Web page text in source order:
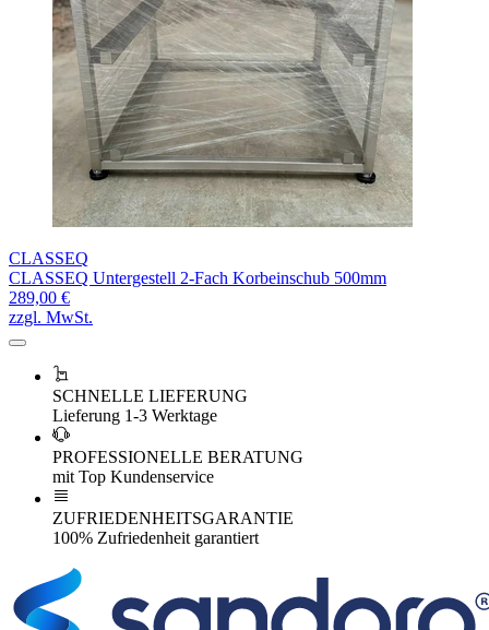
CLASSEQ
CLASSEQ Untergestell 2-Fach Korbeinschub 500mm
289,00 €
zzgl. MwSt.
SCHNELLE LIEFERUNG
Lieferung 1-3 Werktage
PROFESSIONELLE BERATUNG
mit Top Kundenservice
ZUFRIEDENHEITSGARANTIE
100% Zufriedenheit garantiert